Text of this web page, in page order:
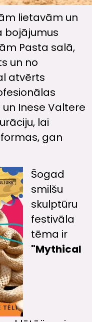
lietavām un
bojājumus
Pasta salā,
un no
atvērts
Inese Valtere
lai
gan
Šogad
smilšu
skulptūru
festivāla
tēma ir
"Mythical